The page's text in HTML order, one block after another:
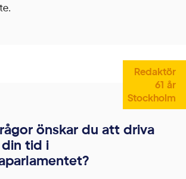
Redaktör
61 år
Stockholm
önskar du att driva
tid i